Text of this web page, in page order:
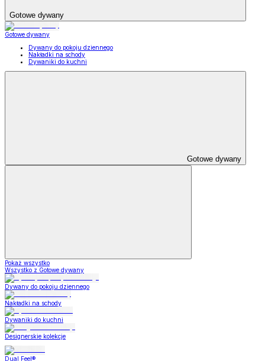
Gotowe dywany
Gotowe dywany
Dywany do pokoju dziennego
Nakładki na schody
Dywaniki do kuchni
Gotowe dywany
Pokaż wszystko
Wszystko z Gotowe dywany
Dywany do pokoju dziennego
Nakładki na schody
Dywaniki do kuchni
Designerskie kolekcje
Dual Feel®